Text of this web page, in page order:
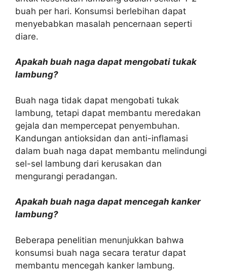
buah per hari. Konsumsi berlebihan dapat
menyebabkan masalah pencernaan seperti
diare.
Apakah buah naga dapat mengobati tukak
lambung?
Buah naga tidak dapat mengobati tukak
lambung, tetapi dapat membantu meredakan
gejala dan mempercepat penyembuhan.
Kandungan antioksidan dan anti-inflamasi
dalam buah naga dapat membantu melindungi
sel-sel lambung dari kerusakan dan
mengurangi peradangan.
Apakah buah naga dapat mencegah kanker
lambung?
Beberapa penelitian menunjukkan bahwa
konsumsi buah naga secara teratur dapat
membantu mencegah kanker lambung.